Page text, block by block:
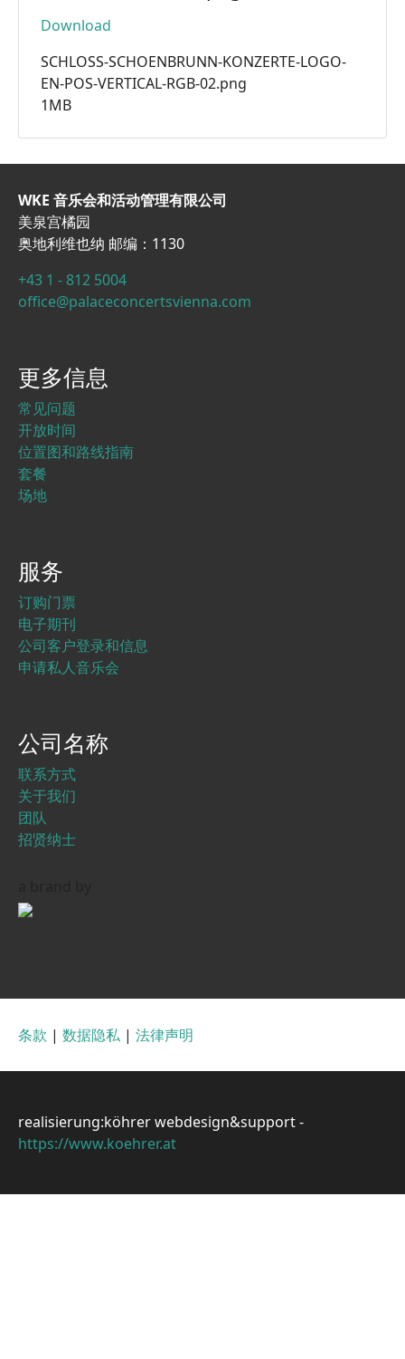
Download
SCHLOSS-SCHOENBRUNN-KONZERTE-LOGO-
EN-POS-VERTICAL-RGB-02.png
1MB
WKE 音乐会和活动管理有限公司
美泉宫橘园
奥地利维也纳 邮编：1130
+43 1 - 812 5004
office@palaceconcertsvienna.com
更多信息
常见问题
开放时间
位置图和路线指南
套餐
场地
服务
订购门票
电子期刊
公司客户登录和信息
申请私人音乐会
公司名称
联系方式
关于我们
团队
招贤纳士
条款 | 数据隐私 | 法律声明
realisierung:köhrer webdesign&support -
https://www.koehrer.at